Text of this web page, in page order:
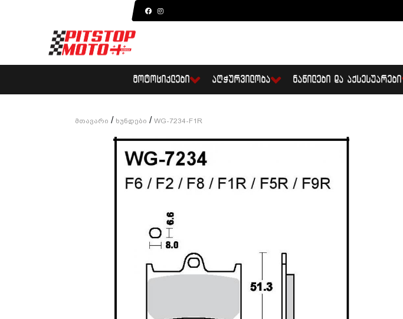
ᲛᲝᲢᲝᲪᲘᲙᲚᲔᲑᲘ ᲐᲦᲭᲣᲠᲕᲘᲚᲝᲑᲐ ᲜᲐᲬᲘᲚᲔᲑᲘ ᲓᲐ ᲐᲥᲡᲔᲡᲣᲐᲠᲔᲑᲘ
Მთავარი / Ხუნდები / WG-7234-F1R